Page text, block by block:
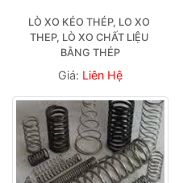
LÒ XO KÉO THÉP, LO XO
THEP, LÒ XO CHẤT LIỆU
BẰNG THÉP
Giá: Liên Hệ